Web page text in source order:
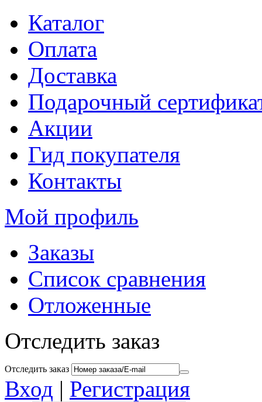
Каталог
Оплата
Доставка
Подарочный
Акции
Гид покупателя
Контакты
Мой профиль
Заказы
Список сравнения
Отложенные
Отследить заказ
Отследить заказ
Вход | Регистрация